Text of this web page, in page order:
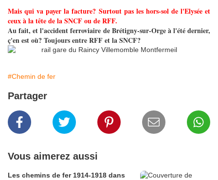
Mais qui va payer la facture? Surtout pas les hors-sol de l'Elysée et
ceux à la tête de la SNCF ou de RFF.
Au fait, et l'accident ferroviaire de Brétigny-sur-Orge à l'été dernier,
ç'en est où? Toujours entre RFF et la SNCF?
#Chemin de fer
Partager
Vous aimerez aussi
Les chemins de fer 1914-1918 dans